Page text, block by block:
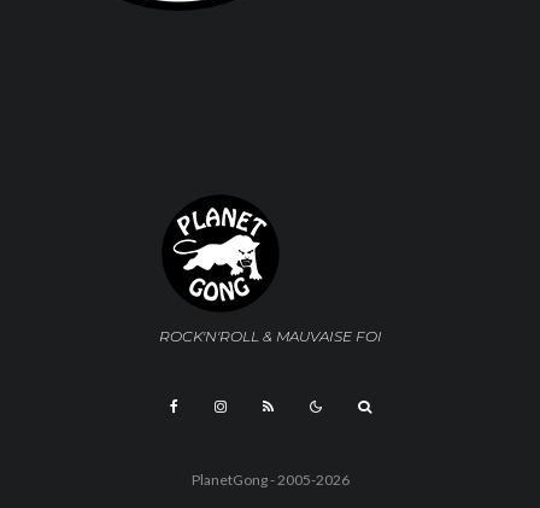
ROCK'N'ROLL & MAUVAISE FOI
PlanetGong - 2005-2026